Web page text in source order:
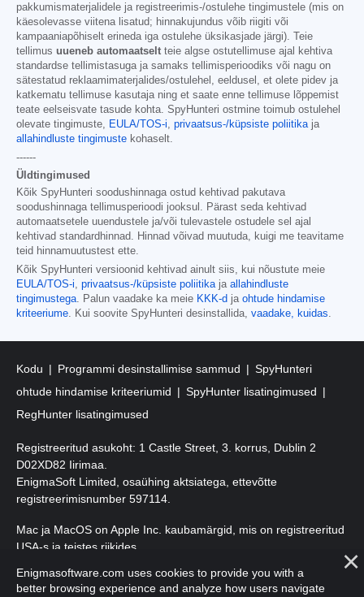
pakkumismaterjalidele ja registreerimis-/ostulehe tingimustele (mis on
käesolevasse viitena lisatud; hinnakujundus võib riigiti või
kampaaniapõhiselt erineda iga ostulehe üksikasjade järgi). Teie
tellimus uueneb automaatselt teie algse ostutellimuse ajal kehtiva
standardse tellimistasuga ja samaks tellimisperioodiks või nagu on
sätestatud reklaamimaterjalides/ostulehel, eeldusel, et olete pidev ja
katkematu tellimuse kasutaja ning et saate enne tellimuse lõppemist
teate eelseisvate tasude kohta. SpyHunteri ostmine toimub ostulehel
olevate tingimuste, EULA/TOS-i, privaatsus-/küpsiste poliitikaja
allahindluste tingimuste kohaselt.
------
Üldtingimused
Kõik SpyHunteri soodushinnaga ostud kehtivad pakutava
soodushinnaga tellimusperioodi jooksul. Pärast seda kehtivad
automaatsetele uuendustele ja/või tulevastele ostudele sel ajal
kehtivad standardhinnad. Hinnad võivad muutuda, kuigi me teavitame
teid hinnamuutustest ette.
Kõik SpyHunteri versioonid kehtivad ainult siis, kui nõustute meie
EULA/TOS-i, privaatsus-/küpsiste poliitikaja allahindluste
tingimustega. Palun vaadake ka meie KKK-d ja ohtude hindamise
kriteeriume. Kui soovite SpyHunteri desinstallida, vaadake, kuidas.
Kodu Programmi desinstallimise sammud
SpyHunteri
ohtude hindamise kriteeriumid
SpyHunter lisatingimused
RegHunter lisatingimused
Registreeritud asukoht: 1 Castle Street, 3. korrus, Dublin 2
D02XD82 Iirimaa.
EnigmaSoft Limited, osaühing aktsiatega, ettevõtte
registreerimisnumber 597114.
Mac ja MacOS on Apple Inc. kaubamärgid, mis on registreeritud
USA-s ja teistes riikides.
Autoriõigus 2016-2025. EnigmaSoft Ltd. Kõik õigused kaitstud.
Enigmasoftware.com uses cookies to provide you with a
better browsing experience and analyze how users navigate